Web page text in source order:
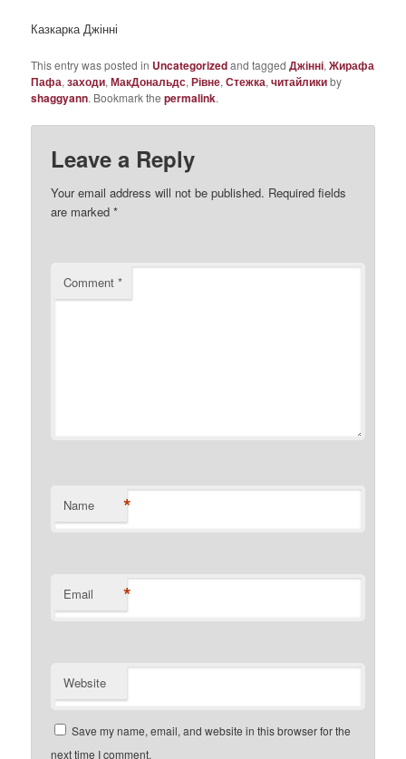
Казкарка Джінні
This entry was posted in Uncategorizedand taggedДжінні,Жирафа
Пафа,заходи,МакДональдс,Рівне,Стежка,читайликиby
shaggyann. Bookmark thepermalink.
Leave a Reply
Your email address will not be published. Required fields
are marked*
Comment*
Name *
Email *
Website
Save my name, email, and website in this browser for the
next time I comment.